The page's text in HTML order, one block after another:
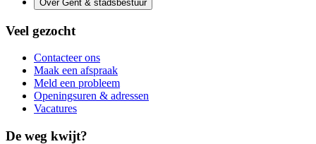
Over Gent & stadsbestuur
Veel gezocht
Contacteer ons
Maak een afspraak
Meld een probleem
Openingsuren & adressen
Vacatures
De weg kwijt?